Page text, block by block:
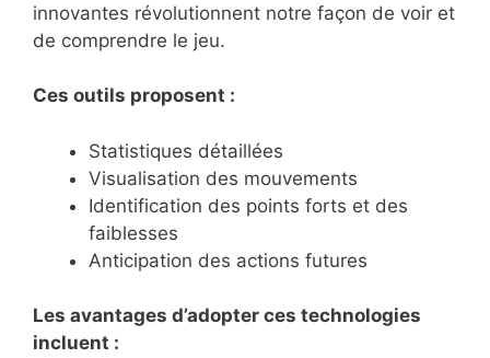
innovantes révolutionnent notre façon de voir et
de comprendre le jeu.
Ces outils proposent :
Statistiques détaillées
Visualisation des mouvements
Identification des points forts et des
faiblesses
Anticipation des actions futures
Les avantages d’adopter ces technologies
incluent :